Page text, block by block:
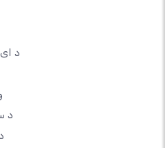
د
د